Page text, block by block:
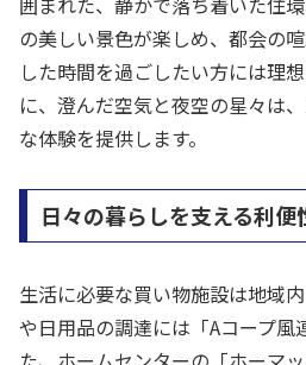
の美しい景色が楽しめ、都会の
した時間を過ごしたい方には理
に、澄んだ空気と夜空の星々は
な体験を提供します。
日々の暮らしを支える利便
生活に必要な買い物施設は地域
や日用品の調達には「Aコープ風